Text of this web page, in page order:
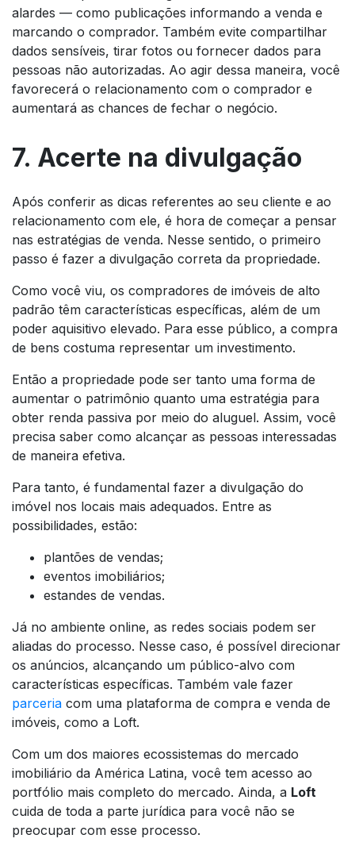
alardes — como publicações informando a venda e
marcando o comprador. Também evite compartilhar
dados sensíveis, tirar fotos ou fornecer dados para
pessoas não autorizadas. Ao agir dessa maneira, você
favorecerá o relacionamento com o comprador e
aumentará as chances de fechar o negócio.
7. Acerte na divulgação
Após conferir as dicas referentes ao seu cliente e ao
relacionamento com ele, é hora de começar a pensar
nas estratégias de venda. Nesse sentido, o primeiro
passo é fazer a divulgação correta da propriedade.
Como você viu, os compradores de imóveis de alto
padrão têm características específicas, além de um
poder aquisitivo elevado. Para esse público, a compra
de bens costuma representar um investimento.
Então a propriedade pode ser tanto uma forma de
aumentar o patrimônio quanto uma estratégia para
obter renda passiva por meio do aluguel. Assim, você
precisa saber como alcançar as pessoas interessadas
de maneira efetiva.
Para tanto, é fundamental fazer a divulgação do
imóvel nos locais mais adequados. Entre as
possibilidades, estão:
plantões de vendas;
eventos imobiliários;
estandes de vendas.
Já no ambiente online, as redes sociais podem ser
aliadas do processo. Nesse caso, é possível direcionar
os anúncios, alcançando um público-alvo com
características específicas. Também vale fazer
parceria com uma plataforma de compra e venda de
imóveis, como a Loft.
Com um dos maiores ecossistemas do mercado
imobiliário da América Latina, você tem acesso ao
portfólio mais completo do mercado. Ainda, a Loft
cuida de toda a parte jurídica para você não se
preocupar com esse processo.